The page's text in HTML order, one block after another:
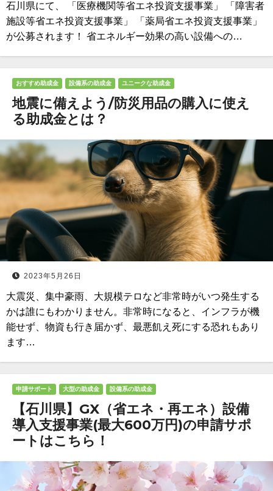
石川県にて、 「医療機関等省エネ投資支援事業」 「障害者
施設等省エネ投資支援事業」 「薬局省エネ投資支援事業」
が公募されます！ 省エネルギー効果の高い設備への…
おすすめ助成金 設備系の助成金 ユニークな助成金
地震に備えよう/防災用品の購入に使え
る助成金とは？
2023年5月26日
大震災、集中豪雨、大規模テロなど非常時がいつ発生する
かは誰にもわかりません。非常時になると、インフラが機
能せず、物資も行き届かず、最悪飢え死にする恐れもあり
ます…
申請サポート 大型の助成金 設備系の助成金
【石川県】GX（省エネ・再エネ）設備
導入支援事業(最大600万円)の申請サポ
ートはこちら！